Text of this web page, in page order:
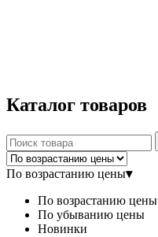
Каталог товаров
По возрастанию цены▾
По возрастанию цены
По убыванию цены
Новинки